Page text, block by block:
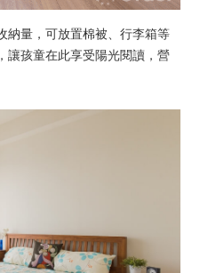
納量，可放置棉被、行李箱等
讓孩童在此享受陽光閱讀，營